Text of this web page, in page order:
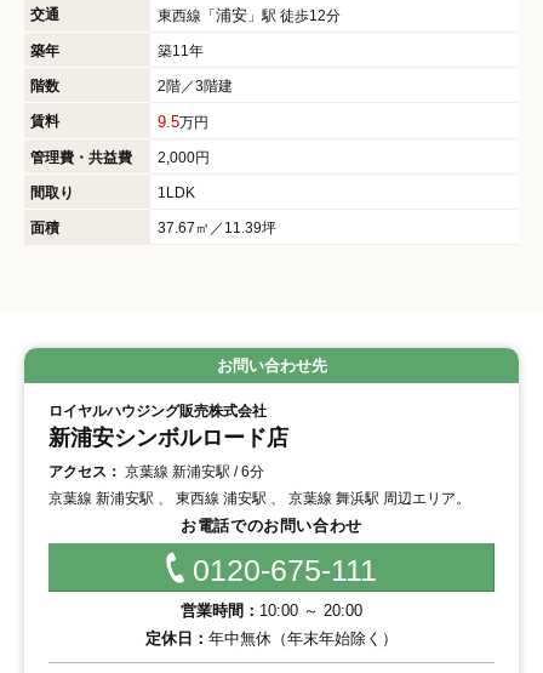
交通 東西線「浦安 」駅 徒歩12分
築年 築11年
階数 2階／3階建
賃料 9.5万円
管理費・共益費 2,000円
間取り 1LDK
面積 37.67㎡／11.39坪
お問い合わせ先
ロイヤルハウジング販売株式会社
新浦安シンボルロード店
アクセス： 京葉線 新浦安駅 / 6分
京葉線 新浦安駅 、 東西線 浦安駅 、 京葉線 舞浜駅 周辺エリア。
お電話でのお問い合わせ
0120-675-111
営業時間： 10:00 ～ 20:00
定休日： 年中無休（年末年始除く）